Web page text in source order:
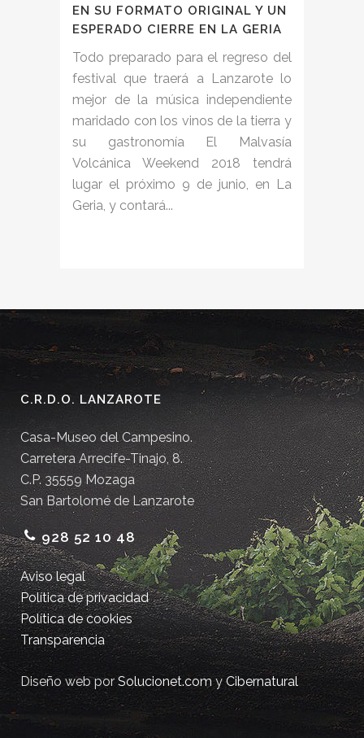
EN SU FORMATO ORIGINAL Y UN
ESPERADO CIERRE EN LA GERIA
Todo preparado para el regreso del
festival que traerá a Lanzarote lo
mejor de la música independiente
maridado con los vinos de la tierra y
su gastronomía El Malvasía
Volcánica Weekend 2018 tendrá
lugar el próximo 9 de junio, en La
Geria, y contará...
C.R.D.O. LANZAROTE
Casa-Museo del Campesino.
Carretera Arrecife-Tinajo, 8.
C.P. 35559 Mozaga
San Bartolomé de Lanzarote
928 52 10 48
Aviso legal
Política de privacidad
Política de cookies
Transparencia
Diseño web porSolucionet.comyCibernatural